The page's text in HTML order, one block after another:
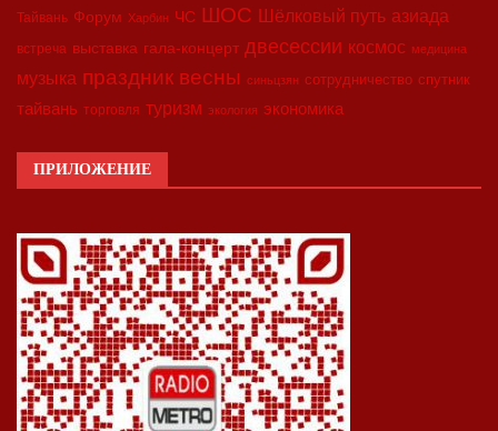
Тайвань Форум Харбин ЧС ШОС Шёлковый путь азиада
встреча выставка гала-концерт двесессии космос медицина
музыка праздник весны синьцзян сотрудничество спутник
тайвань торговля туризм экология экономика
ПРИЛОЖЕНИЕ